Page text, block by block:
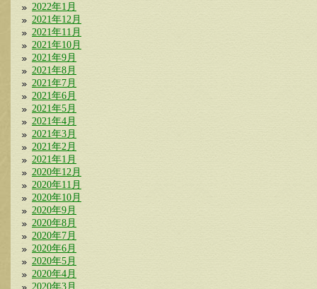
2022年1月
2021年12月
2021年11月
2021年10月
2021年9月
2021年8月
2021年7月
2021年6月
2021年5月
2021年4月
2021年3月
2021年2月
2021年1月
2020年12月
2020年11月
2020年10月
2020年9月
2020年8月
2020年7月
2020年6月
2020年5月
2020年4月
2020年3月